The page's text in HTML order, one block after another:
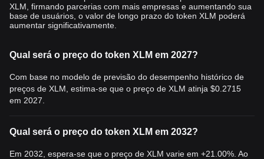
mercado de criptomoedas em geral – como atualizações
regulatórias ou alterações significativas de preço de outras
em tempo real. Os investidores costumam consultar o gráfico de
decisões à base de dados. Eles ficam de olho nas tendências e
nos modelos de previsão do token de 2023 para avaliar seu
futuro desempenho.
impulsionada pelo Protoc olo de Consenso Stellar, garante
XLM, firmando parcerias com mais empresas e aumentando sua
base de usuários, o valor de longo prazo do token XLM poderá
aumentar significativamente.
Qual será o preço do token XLM em 2027?
Com base no modelo de previsão do desempenho histórico de
preços de XLM, estima-se que o preço de XLM atinja $0.2715
em 2027.
Qual será o preço do token XLM em 2032?
Em 2032, espera-se que o preço de XLM varie em +21.00%. Ao